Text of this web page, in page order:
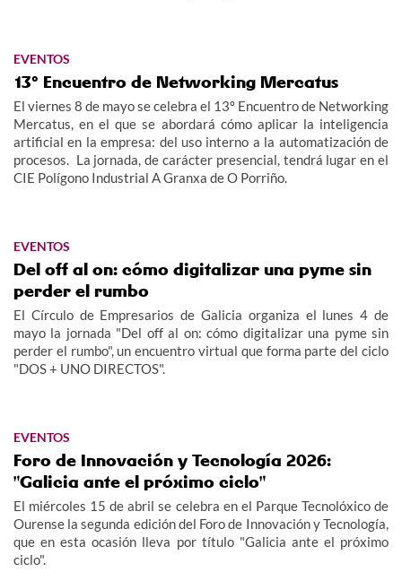
EVENTOS
13º Encuentro de Networking Mercatus
El viernes 8 de mayo se celebra el 13º Encuentro de Networking
Mercatus, en el que se abordará cómo aplicar la inteligencia
artificial en la empresa: del uso interno a la automatización de
procesos. La jornada, de carácter presencial, tendrá lugar en el
CIE Polígono Industrial A Granxa de O Porriño.
EVENTOS
Del off al on: cómo digitalizar una pyme sin
perder el rumbo
El Círculo de Empresarios de Galicia organiza el lunes 4 de
mayo la jornada "Del off al on: cómo digitalizar una pyme sin
perder el rumbo", un encuentro virtual que forma parte del ciclo
"DOS + UNO DIRECTOS".
EVENTOS
Foro de Innovación y Tecnología 2026:
"Galicia ante el próximo ciclo"
El miércoles 15 de abril se celebra en el Parque Tecnolóxico de
Ourense la segunda edición del Foro de Innovación y Tecnología,
que en esta ocasión lleva por título "Galicia ante el próximo
ciclo".